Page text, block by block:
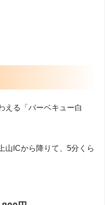
える「バーベキュー白
山ICから降りて、5分くら